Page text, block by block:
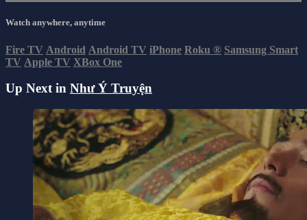
Watch anywhere, anytime
Fire TV Android Android TV iPhone Roku ® Samsung Smart
TV Apple TV XBox One
Up Next in Như Ý Truyện